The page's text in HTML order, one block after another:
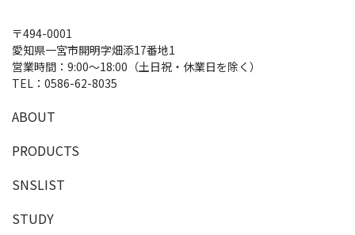
〒494-0001
愛知県一宮市開明字畑添17番地1
営業時間：9:00～18:00（土日祝・休業日を除く）
TEL： 0586-62-8035
ABOUT
PRODUCTS
SNSLIST
STUDY